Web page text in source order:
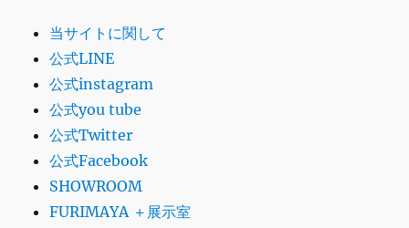
当サイトに関して
公式LINE
公式instagram
公式you tube
公式Twitter
公式Facebook
SHOWROOM
FURIMAYA ＋展示室